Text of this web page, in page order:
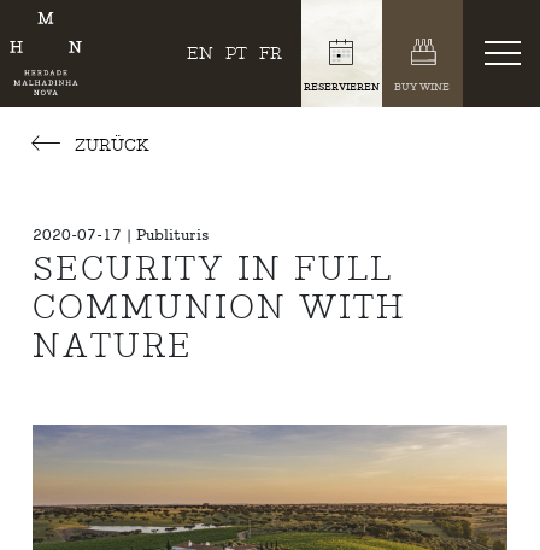
EN PT FR
RESERVIEREN BUY WINE
ZURÜCK
2020-07-17 | Publituris
SECURITY IN FULL
COMMUNION WITH
NATURE